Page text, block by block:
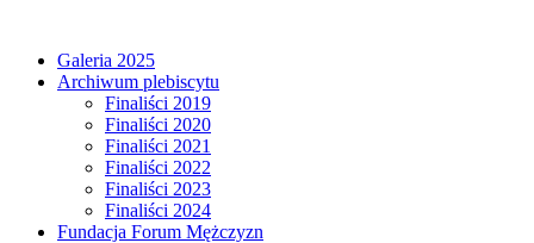
treści
Galeria 2025
Archiwum plebiscytu
Finaliści 2019
Finaliści 2020
Finaliści 2021
Finaliści 2022
Finaliści 2023
Finaliści 2024
Fundacja Forum Mężczyzn